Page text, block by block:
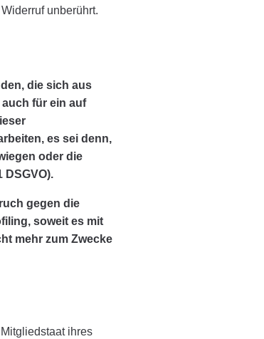
unberührt.
die sich aus
für ein auf
es sei denn,
oder die
gegen die
soweit es mit
mehr zum Zwecke
ihres